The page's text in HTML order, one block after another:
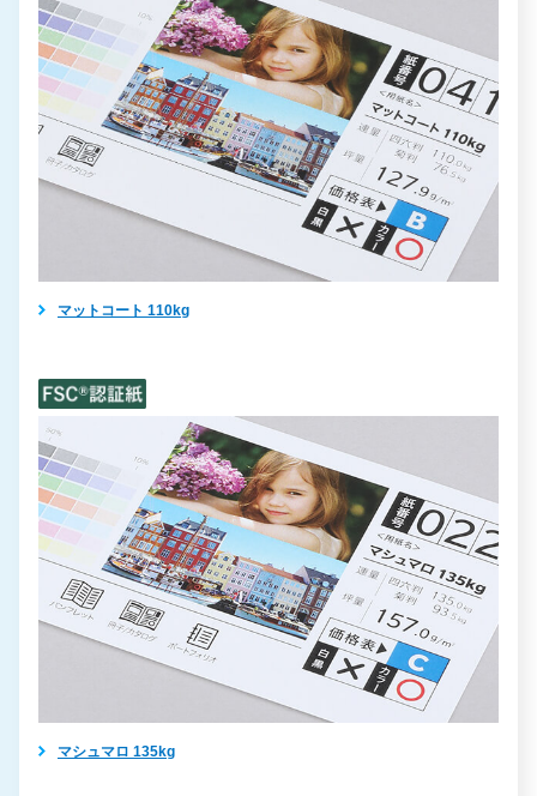
マットコート 110kg
マシュマロ 135kg